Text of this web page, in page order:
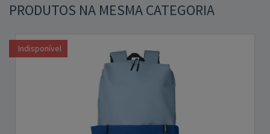
PRODUTOS NA MESMA CATEGORIA
Indisponível